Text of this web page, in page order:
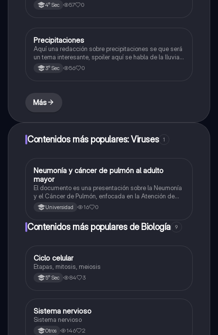
4° Sec 57 0
Ciencia y Tecnología
Precipitaciones
Aquí una redacción sobre precipitaciones se que será
un tema interesante, spoiler aquí se habla de la lluvia,
nueve y otroos 🌨️❄️
3° Sec 56 0
Más
Contenidos más populares: Viruses 1
Biología
Neumonía y cáncer de pulmón al adulto
mayor
El documento es una presentación sobre la Neumonía
y el Cáncer de Pulmón, enfocada en la Atención de
Enfermería al adulto mayor.
Universidad 16 0
Contenidos más populares de Biología 9
Biología
Ciclo celular
Etapas, mitosis, meiosis
5° Sec 84 3
Biología
Sistema nervioso
Sistema nervioso
Otros 146 2